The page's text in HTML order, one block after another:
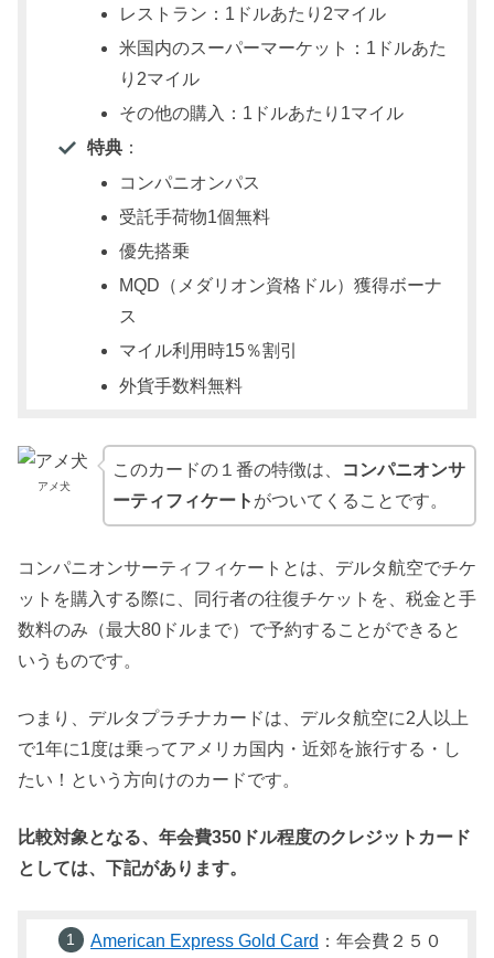
レストラン：1ドルあたり2マイル
米国内のスーパーマーケット：1ドルあた
り2マイル
その他の購入：1ドルあたり1マイル
特典：
コンパニオンパス
受託手荷物1個無料
優先搭乗
MQD（メダリオン資格ドル）獲得ボーナ
ス
マイル利用時15％割引
外貨手数料無料
アメ犬
このカードの１番の特徴は、
コンパニオンサ
ーティフィケート がついてくることです。
コンパニオンサーティフィケートとは、デルタ航空でチケ
ットを購入する際に、同行者の往復チケットを、税金と手
数料のみ（最大80ドルまで）で予約することができると
いうものです。
つまり、デルタプラチナカードは、デルタ航空に2人以上
で1年に1度は乗ってアメリカ国内・近郊を旅行する・し
たい！という方向けのカードです。
比較対象となる、年会費350ドル程度のクレジットカード
としては、下記があります。
American Express Gold Card ：年会費２５０